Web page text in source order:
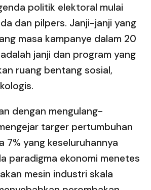
politik elektoral mulai
dan pilpers. Janji-janji yang
masa kampanye dalam 20
janji dan program yang
ruang bentang sosial,
dengan mengulang-
targer pertumbuhan
7% yang keseluruhannya
paradigma ekonomi menetes
mesin industri skala